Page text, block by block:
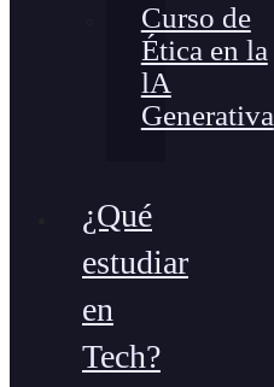
Curso de
Ética en la
lA
Generativa
¿Qué
estudiar
en
Tech?